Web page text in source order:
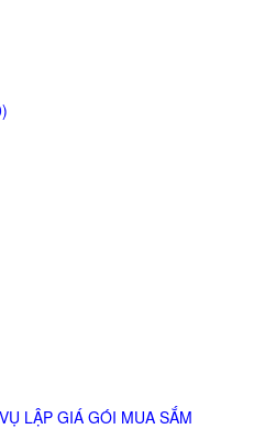
LẬP GIÁ GÓI MUA SẮM